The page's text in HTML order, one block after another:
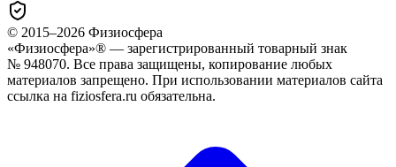
© 2015–2026 Физиосфера
«Физиосфера»® — зарегистрированный товарный знак
№ 948070. Все права защищены, копирование любых
материалов запрещено. При использовании материалов сайта
ссылка на fiziosfera.ru обязательна.